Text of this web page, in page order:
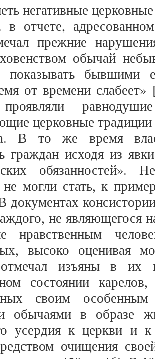
негативные
отчете,
прежние
обычай
показывать
от времени
церковные традиции
В то же время
граждан исходя из
обязанностей».
не могли стать, к
документах
не являющегося
нравственным
высоко оценивая
отмечал изъяны в их
состоянии
своим
обычаями в образе
усердия к церкви и к
очищения